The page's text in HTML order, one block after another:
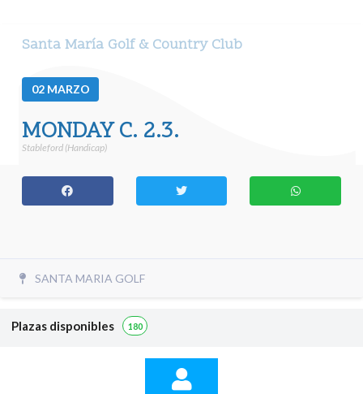
Santa María Golf & Country Club
02 MARZO
MONDAY C. 2.3.
Stableford (Handicap)
SANTA MARIA GOLF
Plazas disponibles 180